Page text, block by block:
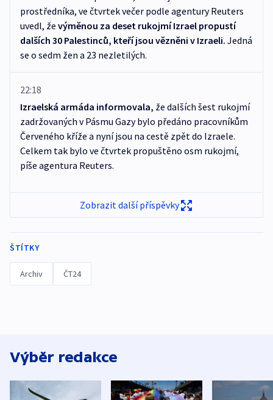
prostředníka, ve čtvrtek večer podle agentury Reuters
uvedl, že výměnou za deset rukojmí Izrael propustí
dalších 30 Palestinců, kteří jsou vězněni v Izraeli. Jedná
se o sedm žen a 23 nezletilých.
22:18
Izraelská armáda informovala, že dalších šest rukojmí
zadržovaných v Pásmu Gazy bylo předáno pracovníkům
Červeného kříže a nyní jsou na cestě zpět do Izraele.
Celkem tak bylo ve čtvrtek propuštěno osm rukojmí,
píše agentura Reuters.
Zobrazit další příspěvky
ŠTÍTKY
Archiv ČT24
Výběr redakce